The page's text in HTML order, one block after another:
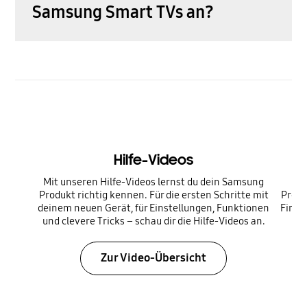
Samsung Smart TVs an?
Hilfe-Videos
Mit unseren Hilfe-Videos lernst du dein Samsung
Produkt richtig kennen. Für die ersten Schritte mit
deinem neuen Gerät, für Einstellungen, Funktionen
und clevere Tricks – schau dir die Hilfe-Videos an.
Zur Video-Übersicht